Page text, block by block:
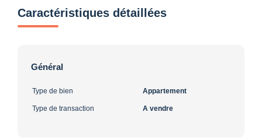
Caractéristiques détaillées
Général
Type de bien Appartement
Type de transaction A vendre